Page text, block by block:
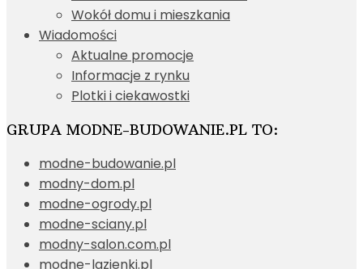
Wokół domu i mieszkania
Wiadomości
Aktualne promocje
Informacje z rynku
Plotki i ciekawostki
GRUPA MODNE-BUDOWANIE.PL TO:
modne-budowanie.pl
modny-dom.pl
modne-ogrody.pl
modne-sciany.pl
modny-salon.com.pl
modne-lazienki.pl